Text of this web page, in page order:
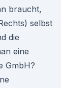
braucht,
selbst
die
eine
GmbH?